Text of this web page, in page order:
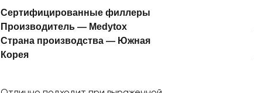
Сертифицированные филлеры
Производитель — Medytox
Страна производства — Южная
Корея